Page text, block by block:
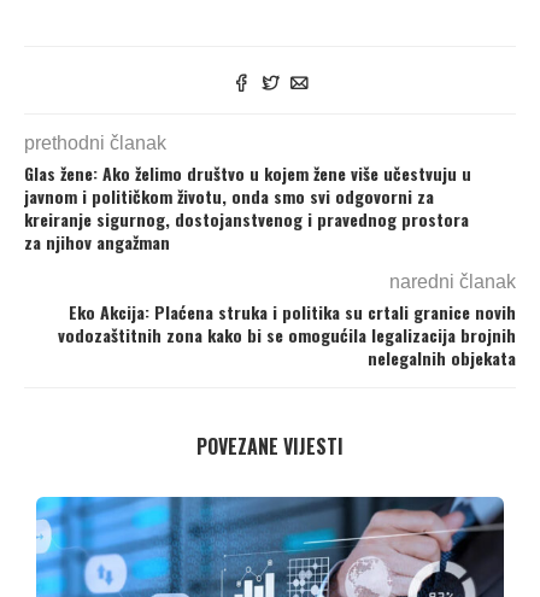
prethodni članak
Glas žene: Ako želimo društvo u kojem žene više učestvuju u
javnom i političkom životu, onda smo svi odgovorni za
kreiranje sigurnog, dostojanstvenog i pravednog prostora
za njihov angažman
naredni članak
Eko Akcija: Plaćena struka i politika su crtali granice novih
vodozaštitnih zona kako bi se omogućila legalizacija brojnih
nelegalnih objekata
POVEZANE VIJESTI